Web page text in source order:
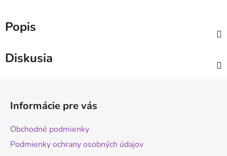
Popis
Diskusia
Informácie pre vás
Obchodné podmienky
Podmienky ochrany osobných údajov